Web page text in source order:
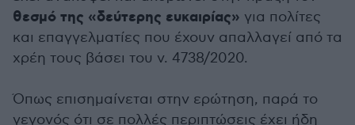
θεσμό της «δεύτερης ευκαιρίας» για πολίτες
και επαγγελματίες που έχουν απαλλαγεί από τα
χρέη τους βάσει του ν. 4738/2020.
Όπως επισημαίνεται στην ερώτηση, παρά το
γεγονός ότι σε πολλές περιπτώσεις έχει ήδη